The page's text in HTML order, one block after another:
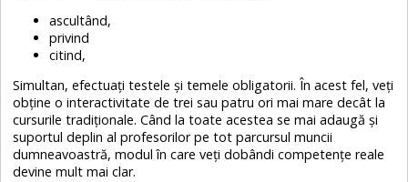
ascultând,
privind
citind,
Simultan, efectuaţi testele şi temele obligatorii. În acest fel, veţi
obţine o interactivitate de trei sau patru ori mai mare decât la
cursurile tradiţionale. Când la toate acestea se mai adaugă şi
suportul deplin al profesorilor pe tot parcursul muncii
dumneavoastră, modul în care veţi dobândi competenţe reale
devine mult mai clar.